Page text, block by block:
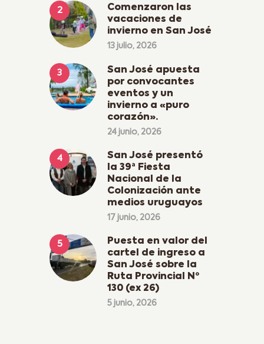
Comenzaron las
vacaciones de
invierno en San José
13 julio, 2026
San José apuesta
por convocantes
eventos y un
invierno a «puro
corazón».
24 junio, 2026
San José presentó
la 39ª Fiesta
Nacional de la
Colonización ante
medios uruguayos
17 junio, 2026
Puesta en valor del
cartel de ingreso a
San José sobre la
Ruta Provincial Nº
130 (ex 26)
5 junio, 2026